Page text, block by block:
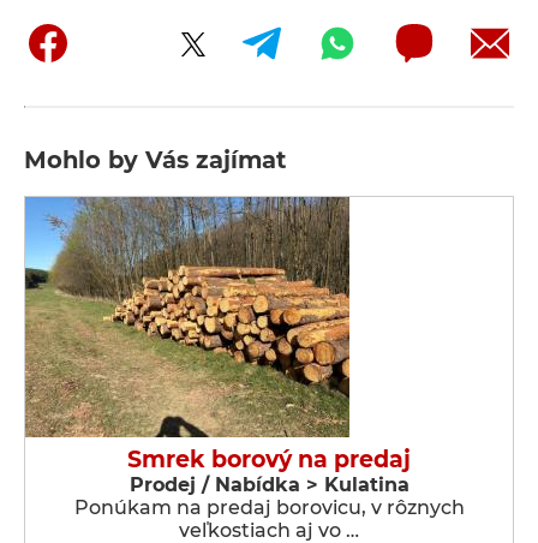
Mohlo by Vás zajímat
Smrek borový na predaj
Prodej / Nabídka > Kulatina
Ponúkam na predaj borovicu, v rôznych
veľkostiach aj vo …